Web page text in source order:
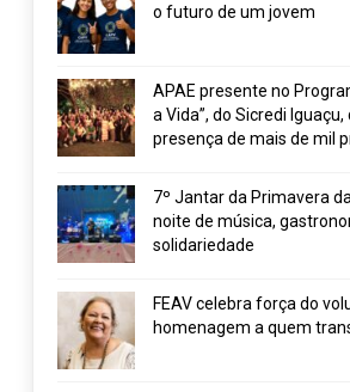
o futuro de um jovem
APAE presente no
a Vida”, do Sicredi
presença de mais de mil
7º Jantar da Primavera
noite de música,
solidariedade
FEAV celebra força do
homenagem a quem